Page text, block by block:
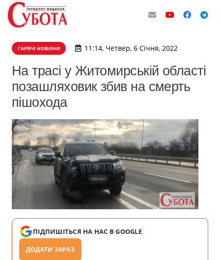
ГАРЯЧІ НОВИНИ 11:14, Четвер, 6 Січня, 2022
На трасі у Житомирській області
позашляховик збив на смерть
пішохода
ПІДПИШІТЬСЯ НА НАС В GOOGLE
ДОДАТИ ЗАРАЗ